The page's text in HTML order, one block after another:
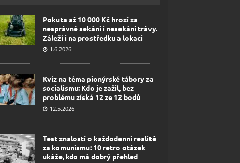
Pokuta až 10 000 Kč hrozí za
nesprávné sekání i nesekání trávy.
Záleží i na prostředku a lokaci
1.6.2026
Kvíz na téma pionýrské tábory za
socialismu: Kdo je zažil, bez
problému získá 12 ze 12 bodů
12.5.2026
Test znalostí o každodenní realitě
za komunismu: 10 retro otázek
ukáže, kdo má dobrý přehled